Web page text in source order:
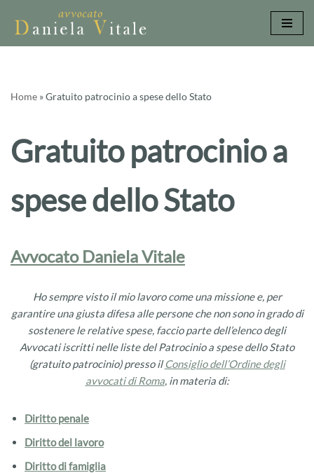
Vai
Home »Gratuito patrocinio a spese dello Stato
Gratuito patrocinio a
spese dello Stato
Avvocato Daniela Vitale
Ho sempre visto il mio lavoro come una missione e, per
garantire una giusta difesa alle persone che non sono in grado di
sostenere le relative spese, faccio parte dell’elenco degli
Avvocati iscritti nelle liste del Patrocinio a spese dello Stato
(gratuito patrocinio) presso ilConsiglio dell’Ordine degli
avvocati di Roma, in materia di:
Diritto penale
Diritto del lavoro
Diritto di famiglia